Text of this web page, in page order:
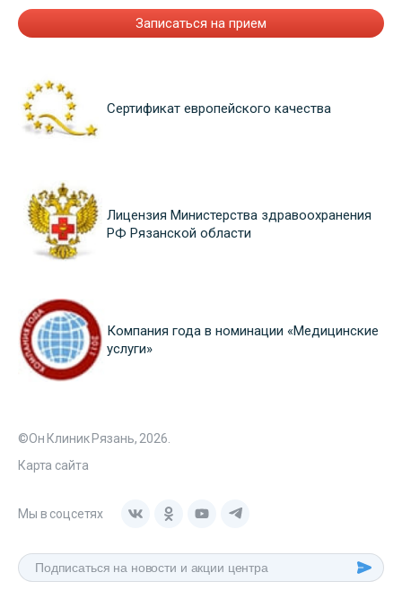
Записаться на прием
Сертификат европейского качества
Лицензия Министерства здравоохранения
РФ Рязанской области
Компания года в номинации «Медицинские
услуги»
©Он Клиник Рязань, 2026.
Карта сайта
Мы в соцсетях